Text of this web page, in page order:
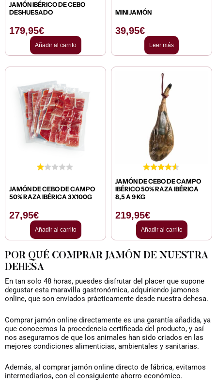
JAMÓN IBÉRICO DE CEBO
DESHUESADO
179,95€
Añadir al carrito
MINI JAMÓN
39,95€
Leer más
JAMÓN DE CEBO DE CAMPO
50% RAZA IBÉRICA 3X100G
27,95€
Añadir al carrito
JAMÓN DE CEBO DE CAMPO
IBÉRICO 50% RAZA IBÉRICA
8,5 A 9 KG
219,95€
Añadir al carrito
POR QUÉ COMPRAR JAMÓN DE NUESTRA
DEHESA​
En tan solo 48 horas, puesdes disfrutar del placer que supone
degustar esta maravilla gastronómica, adquiriendo jamones
online, que son enviados prácticamente desde nuestra dehesa.
Comprar jamón online directamente es una garantía añadida, ya
que conocemos la procedencia certificada del producto, y así
nos aseguramos de que los animales han sido criados en las
mejores condiciones alimenticias, ambientales y sanitarias.
Además, al comprar jamón online directo de fábrica, evitamos
intermediarios, con el consiguiente ahorro económico.